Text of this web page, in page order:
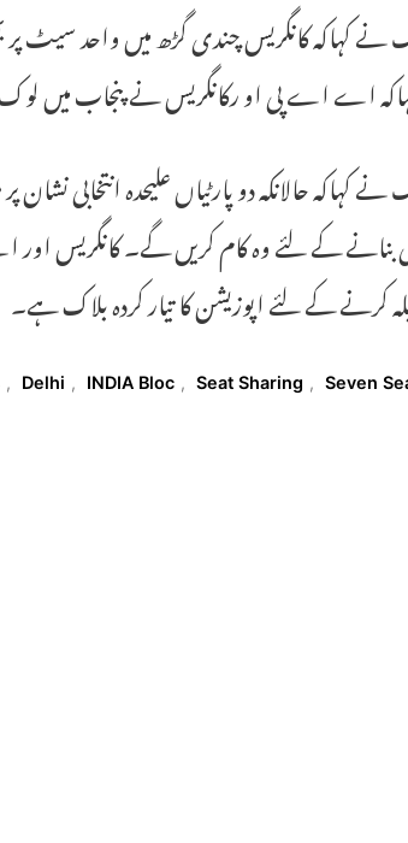
نے کہاکہ کانگریس چندی گڑھ میں واحد سیٹ
اے اے پی او رکانگریس نے پنجاب میں لوک
کہاکہ حالانکہ دو پارٹیاں علیحدہ انتخابی
بنانے کے لئے وہ کام کریں گے۔ کانگریس
کرنے کے لئے اپوزیشن کا تیار کردہ بلاک ہے۔
, Delhi , INDIA Bloc , Seat Sharing , Seven